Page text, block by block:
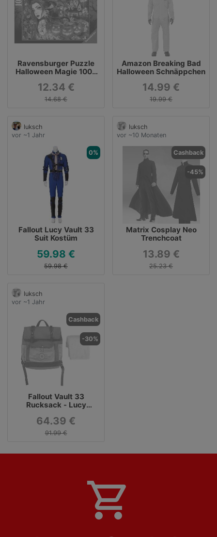
Ravensburger Puzzle
Halloween Magie 1000
12.34 €
14.68 €
Amazon Breaking Bad
Halloween Schnäppchen
14.99 €
19.99 €
luksch
vor ~1 Jahr
0%
Fallout Lucy Vault 33
Suit Kostüm
59.98 €
59.98 €
luksch
vor ~10 Monaten
Cashback
-45%
Matrix Cosplay Neo
Trenchcoat
13.89 €
25.23 €
luksch
vor ~1 Jahr
Cashback
-30%
Fallout Vault 33
Rucksack - Lucy
64.39 €
91.99 €
shopping_cart